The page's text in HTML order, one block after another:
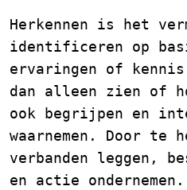
Herkennen is het
identificeren op
ervaringen of
dan alleen zien of
ook begrijpen en
waarnemen. Door te
verbanden leggen,
en actie